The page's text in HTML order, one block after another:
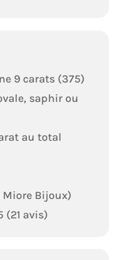
9 carats (375)
saphir ou
au total
Bijoux)
(21 avis)